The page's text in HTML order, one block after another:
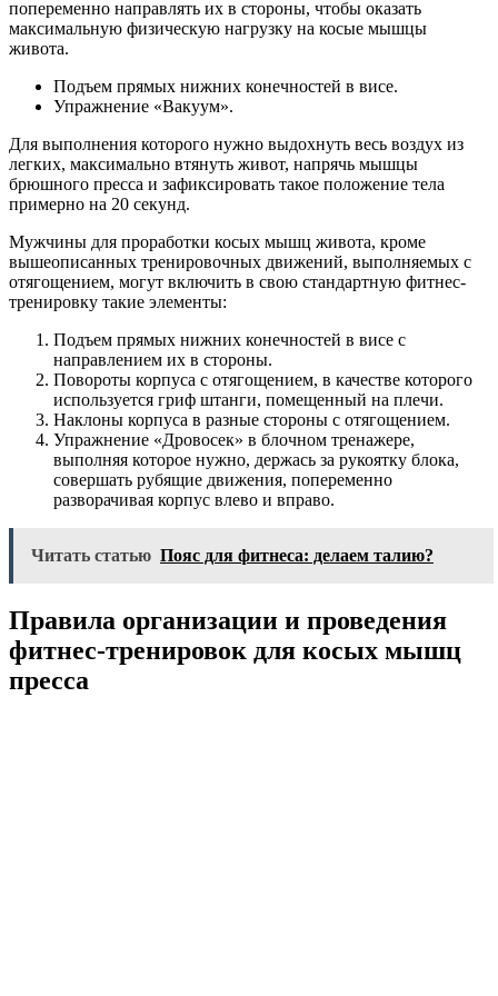
попеременно направлять их в стороны, чтобы оказать
максимальную физическую нагрузку на косые мышцы
живота.
Подъем прямых нижних конечностей в висе.
Упражнение «Вакуум».
Для выполнения которого нужно выдохнуть весь воздух из
легких, максимально втянуть живот, напрячь мышцы
брюшного пресса и зафиксировать такое положение тела
примерно на 20 секунд.
Мужчины для проработки косых мышц живота, кроме
вышеописанных тренировочных движений, выполняемых с
отягощением, могут включить в свою стандартную фитнес-
тренировку такие элементы:
Подъем прямых нижних конечностей в висе с
направлением их в стороны.
Повороты корпуса с отягощением, в качестве которого
используется гриф штанги, помещенный на плечи.
Наклоны корпуса в разные стороны с отягощением.
Упражнение «Дровосек» в блочном тренажере,
выполняя которое нужно, держась за рукоятку блока,
совершать рубящие движения, попеременно
разворачивая корпус влево и вправо.
Читать статью Пояс для фитнеса: делаем талию?
Правила организации и проведения
фитнес-тренировок для косых мышц
пресса